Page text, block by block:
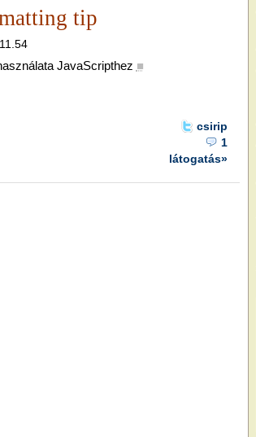
tip
JavaScripthez ■
csirip
1
látogatás»